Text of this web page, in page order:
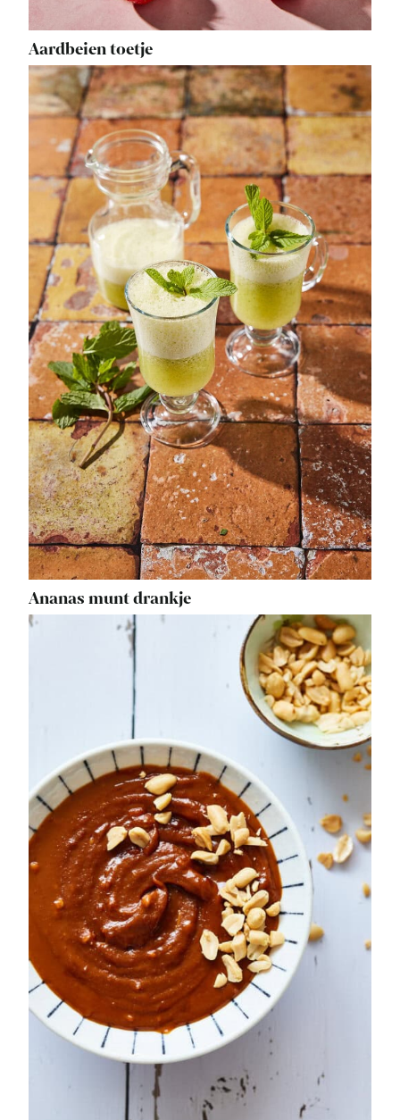
Aardbeien toetje
Ananas munt drankje